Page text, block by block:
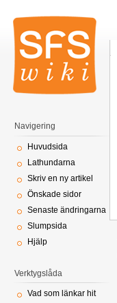
Navigering
Huvudsida
Lathundarna
Skriv en ny artikel
Önskade sidor
Senaste ändringarna
Slumpsida
Hjälp
Verktygslåda
Vad som länkar hit